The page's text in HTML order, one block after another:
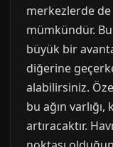
merkezlerde
mümkündür.
büyük bir
diğerine
alabilirsiniz.
bu ağın
artıracaktır.